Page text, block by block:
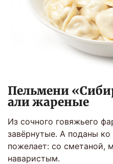
Пельмени
али жареные
Из сочного говяжьего
завёрнутые. А поданы
пожелает: со сметаной,
наваристым.